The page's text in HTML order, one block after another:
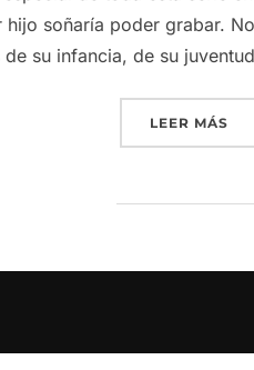
soñaría poder grabar.
su infancia, de su
LEER MÁS“